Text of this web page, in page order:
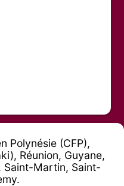
Polynésie (CFP),
Réunion, Guyane,
Saint-Martin, Saint-